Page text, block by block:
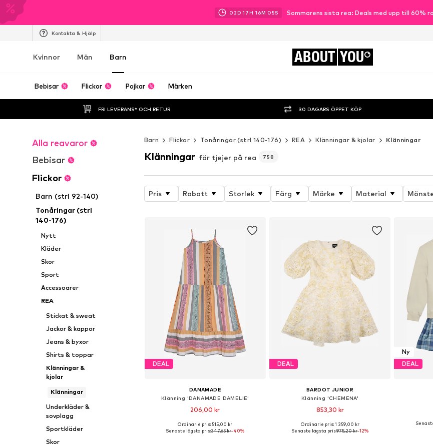
02D 17H 16M 03S Sommarens sista rea: Deals med upp till 60%
Kontakta & Hjälp
Kvinnor Män Barn ABOUT YOU
Bebisar Flickor Pojkar Märken
FRI LEVERANS* OCH RETUR 30 DAGARS ÖPPET KÖP
Alla reavaror
Bebisar
Flickor
Barn (strl 92-140)
Tonåringar (strl
140-176)
Nytt
Kläder
Skor
Sport
Accessoarer
REA
Stickat & sweat
Jackor & kappor
Jeans & byxor
Shirts & toppar
Klänningar &
kjolar
Klänningar
Underkläder &
sovplagg
Sportkläder
Skor
Barn Flickor Tonåringar (strl 140-176) REA Klänningar & kjolar Klänningar
Klänningar för tjejer på rea 758
Pris Rabatt Storlek Färg Märke Material
DEAL
DANAMADE
Klänning 'DANAMADE DAMELIE'
206,00 kr
Tillgänglig i många storlekar
Ordinarie pris: 515,00 kr
Senaste lägsta pris:347,65 kr-40%
DEAL
BARDOT JUNIOR
Klänning 'CHEMENA'
853,30 kr
Ordinarie pris: 1 359,00 kr
Senaste lägsta pris:975,20 kr-12%
Ny
DEAL